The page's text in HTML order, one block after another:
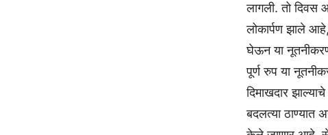
लागली. तो
लोकार्पण झाले
घेऊन या
पूर्ण रुप या
दिमाखदार
बदलत्या ठाण्यात